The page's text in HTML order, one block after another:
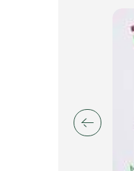
Игрушки мягкие